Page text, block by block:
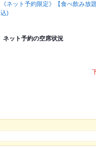
《ネット予約限定》【食べ飲み
込)
ネット予約の空席状況